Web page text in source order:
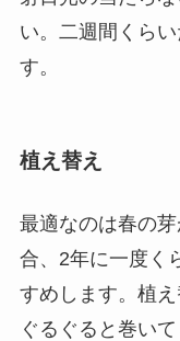
い。二週間くら
す。
植え替え
最適なのは春の
合、2年に一度く
すめします。植
ぐるぐると巻い